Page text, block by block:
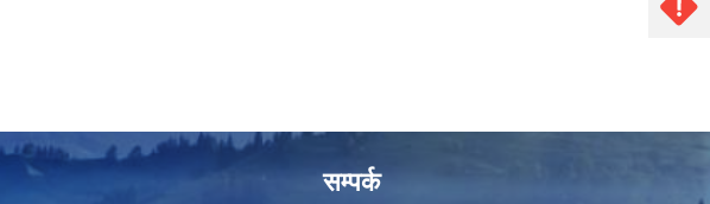
सम्पर्क